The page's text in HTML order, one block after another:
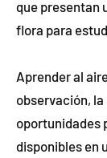
que presentan
flora para
Aprender al
observación,
oportunidades
disponibles en